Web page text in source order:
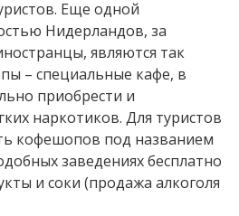
Еще одной
Нидерландов, за
являются так
– специальные кафе, в
приобрести и
наркотиков. Для туристов
кофешопов под названием
заведениях бесплатно
и соки (продажа алкоголя